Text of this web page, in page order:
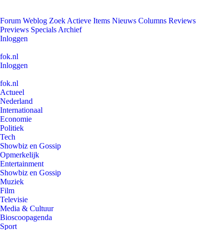
Forum Weblog Zoek Actieve Items Nieuws Columns Reviews
Previews Specials Archief
Inloggen
fok.nl
Inloggen
fok.nl
Actueel
Nederland
Internationaal
Economie
Politiek
Tech
Showbiz en Gossip
Opmerkelijk
Entertainment
Showbiz en Gossip
Muziek
Film
Televisie
Media & Cultuur
Bioscoopagenda
Sport